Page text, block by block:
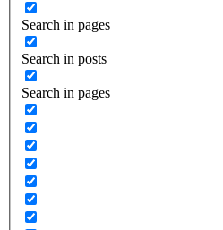
Search in pages
Search in posts
Search in pages